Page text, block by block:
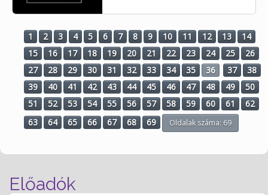
Előadók
1 2 3 4 5 6 7 8 9 10 11 12 13
14
15
16 17 18 19 20 21 22 23 24 25
26
27
28 29 30 31 32 33 34 35 36 37
38
39
40 41 42 43 44 45 46 47 48 49
50
51
52 53 54 55 56 57 58 59 60 61
62
63
64 65 66 67 68 69 Oldalak száma: 69